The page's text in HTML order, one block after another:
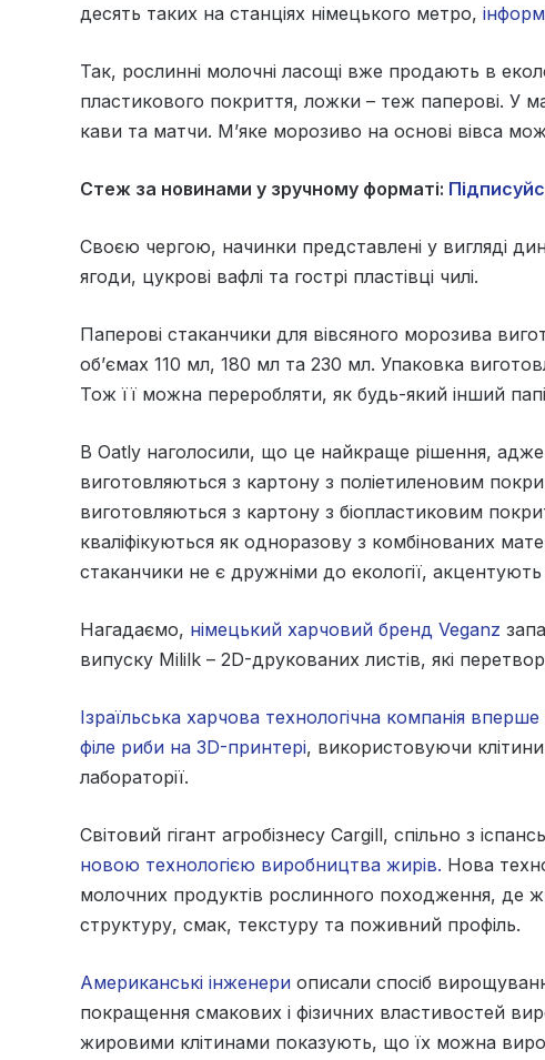
десять таких на станціях німецького метро,
Так, рослинні молочні ласощі вже продають в
пластикового покриття, ложки – теж паперові. У
кави та матчи. М’яке морозиво на основі вівса
Стеж за новинами у зручному форматі:
Своєю чергою, начинки представлені у вигляді
ягоди, цукрові вафлі та гострі пластівці чилі.
Паперові стаканчики для вівсяного морозива
об’ємах 110 мл, 180 мл та 230 мл. Упаковка
Тож її можна переробляти, як будь-який інший
В Oatly наголосили, що це найкраще рішення, адже
виготовляються з картону з поліетиленовим
виготовляються з картону з біопластиковим
кваліфікуються як одноразову з комбінованих
стаканчики не є дружніми до екології, акцентують
Нагадаємо, німецький харчовий бренд Veganz
випуску Mililk – 2D-друкованих листів, які
Ізраїльська харчова технологічна компанія
філе риби на 3D-принтері, використовуючи
лабораторії.
Світовий гігант агробізнесу Cargill, спільно з
новою технологією виробництва жирів. Нова
молочних продуктів рослинного походження, де
структуру, смак, текстуру та поживний профіль.
Американські інженери описали спосіб
покращення смакових і фізичних властивостей
жировими клітинами показують, що їх можна